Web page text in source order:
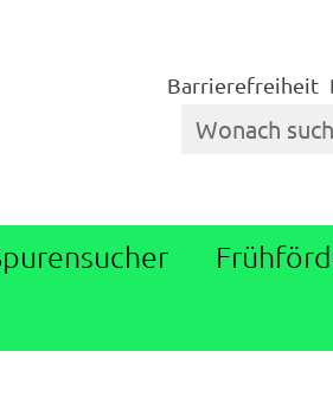
Barrierefreiheit